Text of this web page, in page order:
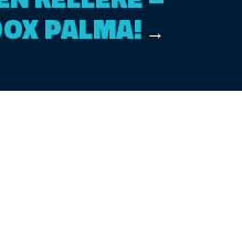
PALMA! →